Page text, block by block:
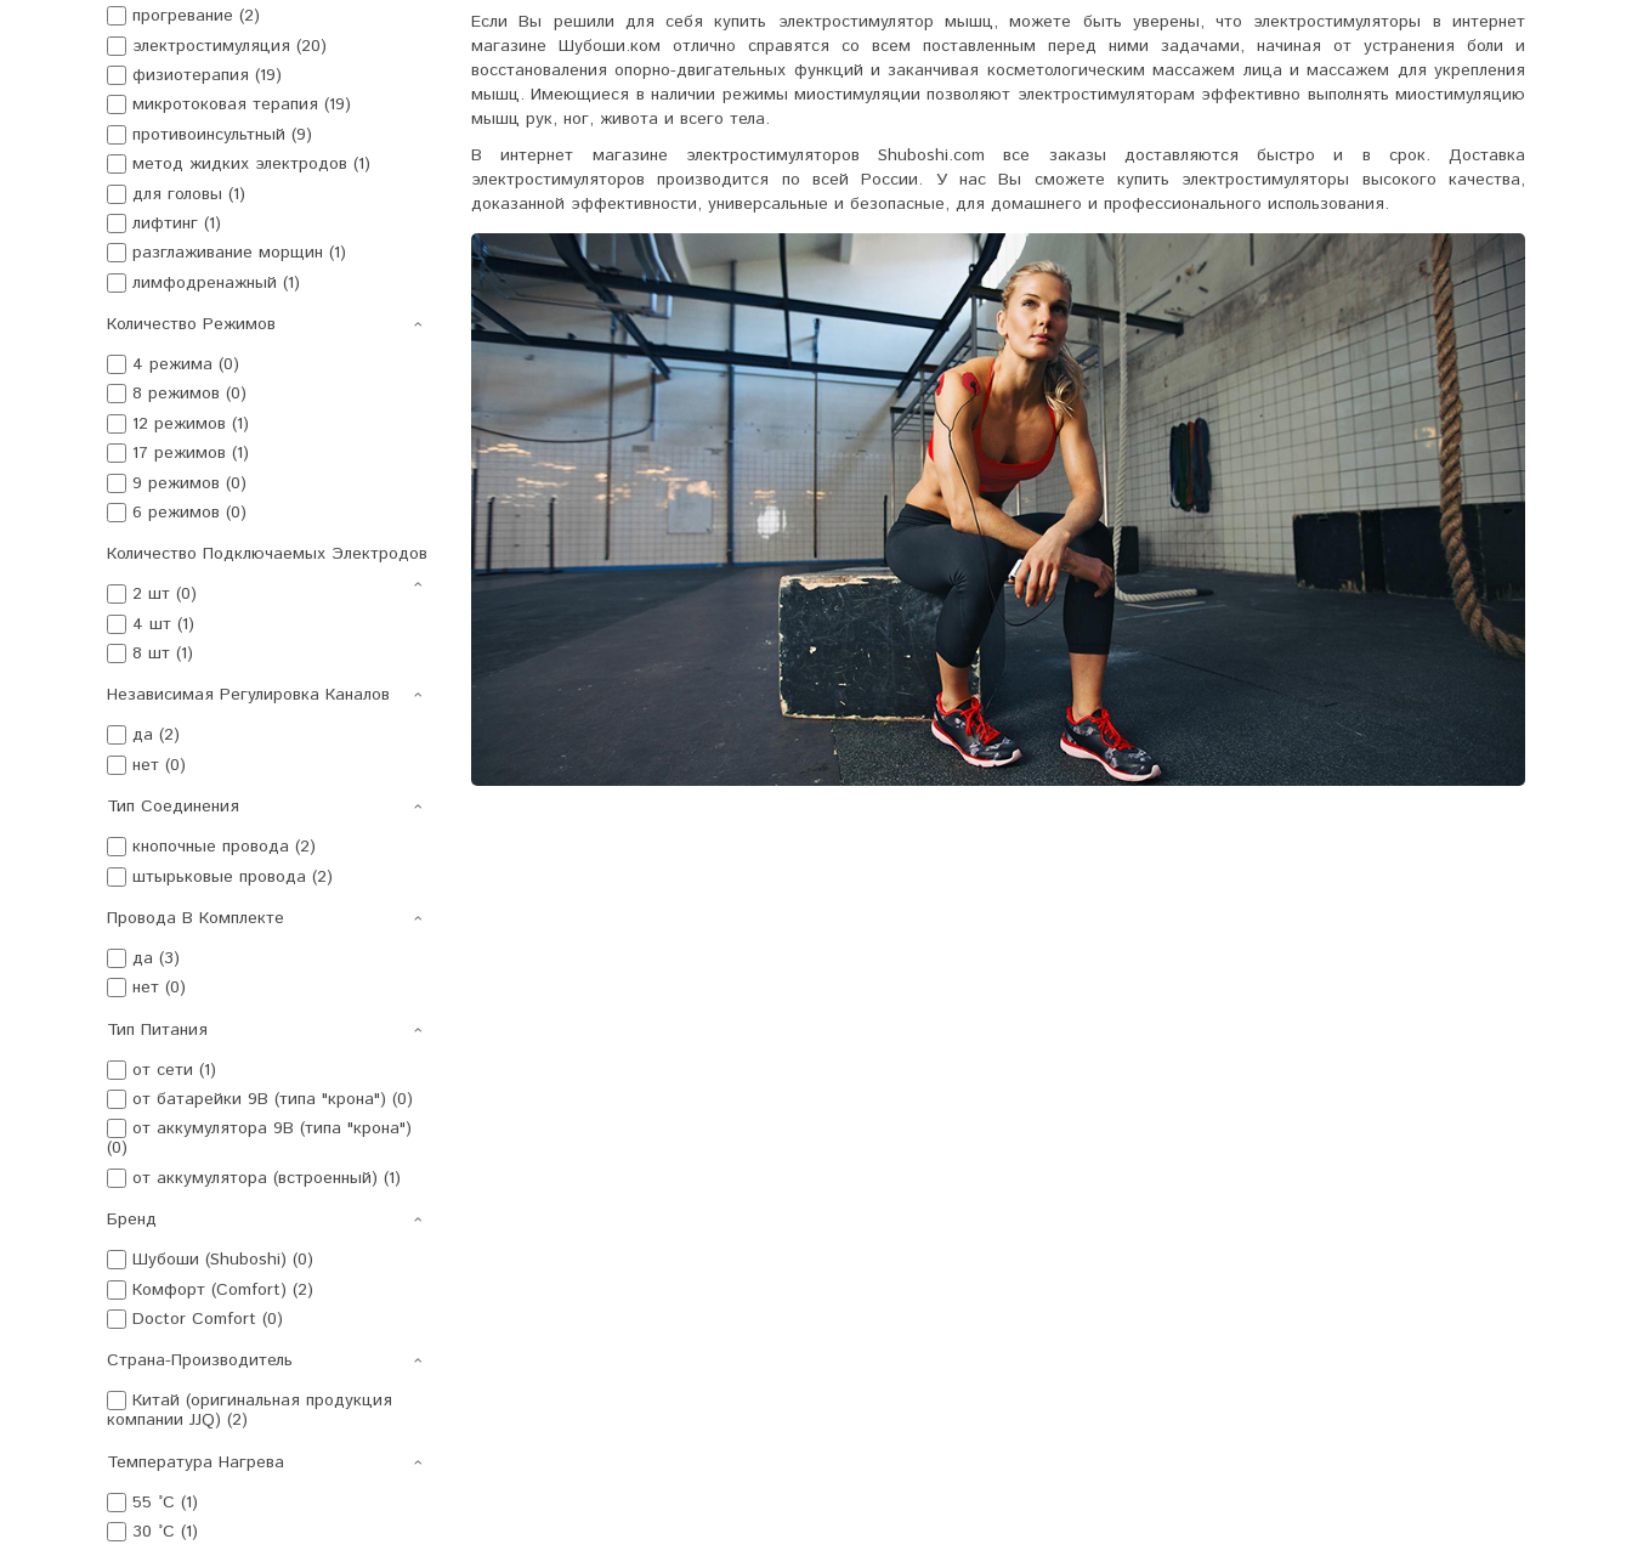
прогревание (2)
электростимуляция (20)
физиотерапия (19)
микротоковая терапия (19)
противоинсультный (9)
метод жидких электродов (1)
для головы (1)
лифтинг (1)
разглаживание морщин (1)
лимфодренажный (1)
Количество Режимов
4 режима (0)
8 режимов (0)
12 режимов (1)
17 режимов (1)
9 режимов (0)
6 режимов (0)
Количество Подключаемых Электродов
2 шт (0)
4 шт (1)
8 шт (1)
Независимая Регулировка Каналов
да (2)
нет (0)
Тип Соединения
кнопочные провода (2)
штырьковые провода (2)
Провода В Комплекте
да (3)
нет (0)
Тип Питания
от сети (1)
от батарейки 9В (типа "крона") (0)
от аккумулятора 9В (типа "крона")
(0)
от аккумулятора (встроенный) (1)
Бренд
Шубоши (Shuboshi) (0)
Комфорт (Comfort) (2)
Doctor Comfort (0)
Страна-Производитель
Китай (оригинальная продукция
компании JJQ) (2)
Температура Нагрева
55 °C (1)
30 °C (1)
Если Вы решили для себя купить электростимулятор мышц, можете быть уверены, что электростимуляторы в интернет
магазине Шубоши.ком отлично справятся со всем поставленным перед ними задачами, начиная от устранения боли и
восстановаления опорно-двигательных функций и заканчивая косметологическим массажем лица и массажем для укрепления
мышц. Имеющиеся в наличии режимы миостимуляции позволяют электростимуляторам эффективно выполнять миостимуляцию
мышц рук, ног, живота и всего тела.
В интернет магазине электростимуляторов Shuboshi.com все заказы доставляются быстро и в срок. Доставка
электростимуляторов производится по всей России. У нас Вы сможете купить электростимуляторы высокого качества,
доказанной эффективности, универсальные и безопасные, для домашнего и профессионального использования.